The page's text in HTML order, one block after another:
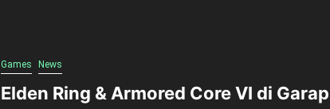
Games News
Elden Ring & Armored Core VI di